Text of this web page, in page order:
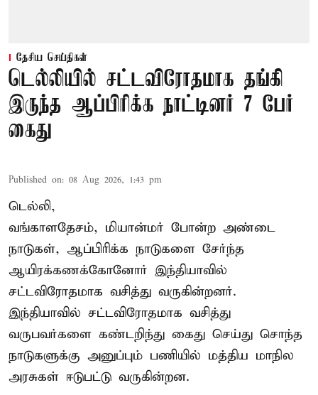
தேசிய செய்திகள்
டெல்லியில் சட்டவிரோதமாக தங்கி
இருந்த ஆப்பிரிக்க நாட்டினர் 7 பேர்
கைது
Published on: 08 Aug 2026, 1:43 pm
டெல்லி,
வங்காளதேசம், மியான்மர் போன்ற அண்டை
நாடுகள், ஆப்பிரிக்க நாடுகளை சேர்ந்த
ஆயிரக்கணக்கோனோர் இந்தியாவில்
சட்டவிரோதமாக வசித்து வருகின்றனர்.
இந்தியாவில் சட்டவிரோதமாக வசித்து
வருபவர்களை கண்டறிந்து கைது செய்து சொந்த
நாடுகளுக்கு அனுப்பும் பணியில் மத்திய மாநில
அரசுகள் ஈடுபட்டு வருகின்றன.